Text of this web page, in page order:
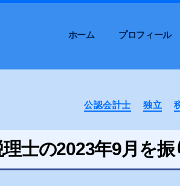
ホーム プロフィール
カ
テ
ー
公認会計士 独立
士の2023年9月を